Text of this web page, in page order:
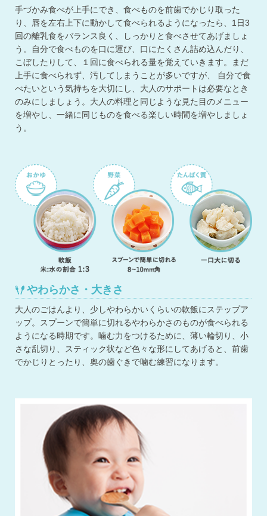
手づかみ食べが上手にでき、食べものを前歯でかじり取った
り、唇を左右上下に動かして食べられるようになったら、1日3
回の離乳食をバランス良く、しっかりと食べさせてあげましょ
う。自分で食べものを口に運び、口にたくさん詰め込んだり、
こぼしたりして、１回に食べられる量を覚えていきます。まだ
上手に食べられず、汚してしまうことが多いですが、 自分で食
べたいという気持ちを大切にし、大人のサポートは必要なとき
のみにしましょう。大人の料理と同じような見た目のメニュー
を増やし、一緒に同じものを食べる楽しい時間を増やしましょ
う。
やわらかさ・大きさ
大人のごはんより、少しやわらかいくらいの軟飯にステップア
ップ。スプーンで簡単に切れるやわらかさのものが食べられる
ようになる時期です。噛む力をつけるために、薄い輪切り、小
さな乱切り、スティック状など色々な形にしてあげると、前歯
でかじりとったり、奥の歯ぐきで噛む練習になります。